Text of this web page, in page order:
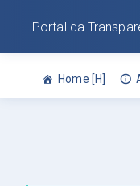
Home [H]
Portal da